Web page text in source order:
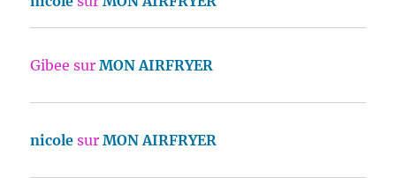
Gibee surMON AIRFRYER
nicole surMON AIRFRYER